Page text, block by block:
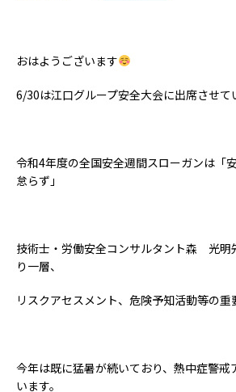
おはようございます
6/30は江口グループ安全大会に出席させて
令和4年度の全国安全週間スローガンは
怠らず」
技術士・労働安全コンサルタント森 光明
り一層、
リスクアセスメント、危険予知活動等の重
今年は既に猛暑が続いており、 熱中症警戒
います。